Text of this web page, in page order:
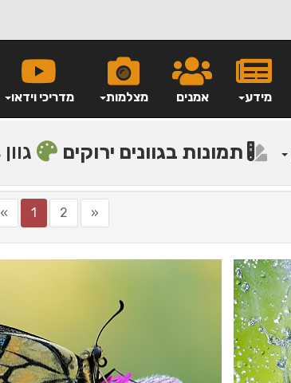
מדריכי וידאו מצלמות אמנים מידע
תמונות בגוונים ירוקים גוון Asparagus
» 1 2 «